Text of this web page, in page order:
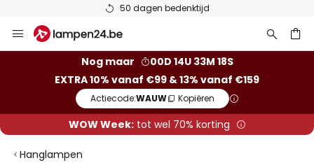
50 dagen bedenktijd
naar
Nog maar
00D 14U 33M 17S
EXTRA 10% vanaf €99 & 13% vanaf €159
Actiecode:WAUW Kopiëren
WOW Week:tot wel 70% korting
Hanglampen